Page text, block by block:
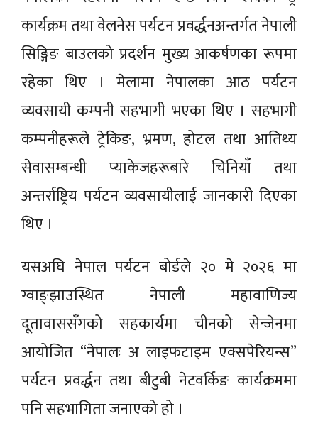
कार्यक्रम तथा वेलनेस पर्यटन प्रवर्द्धनअन्तर्गत नेपाली
सिङ्गिङ बाउलको प्रदर्शन मुख्य आकर्षणका रूपमा
रहेका थिए । मेलामा नेपालका आठ पर्यटन
व्यवसायी कम्पनी सहभागी भएका थिए । सहभागी
कम्पनीहरूले ट्रेकिङ, भ्रमण, होटल तथा आतिथ्य
सेवासम्बन्धी प्याकेजहरूबारे चिनियाँ तथा
अन्तर्राष्ट्रिय पर्यटन व्यवसायीलाई जानकारी दिएका
थिए ।
यसअघि नेपाल पर्यटन बोर्डले २० मे २०२६ मा
ग्वाङ्झाउस्थित नेपाली महावाणिज्य
दूतावाससँगको सहकार्यमा चीनको सेन्जेनमा
आयोजित “नेपालः अ लाइफटाइम एक्सपेरियन्स”
पर्यटन प्रवर्द्धन तथा बीटुबी नेटवर्किङ कार्यक्रममा
पनि सहभागिता जनाएको हो ।